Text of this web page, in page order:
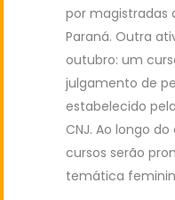
por magistradas
Paraná. Outra
outubro: um
julgamento de
estabelecido
CNJ. Ao longo
cursos serão
temática